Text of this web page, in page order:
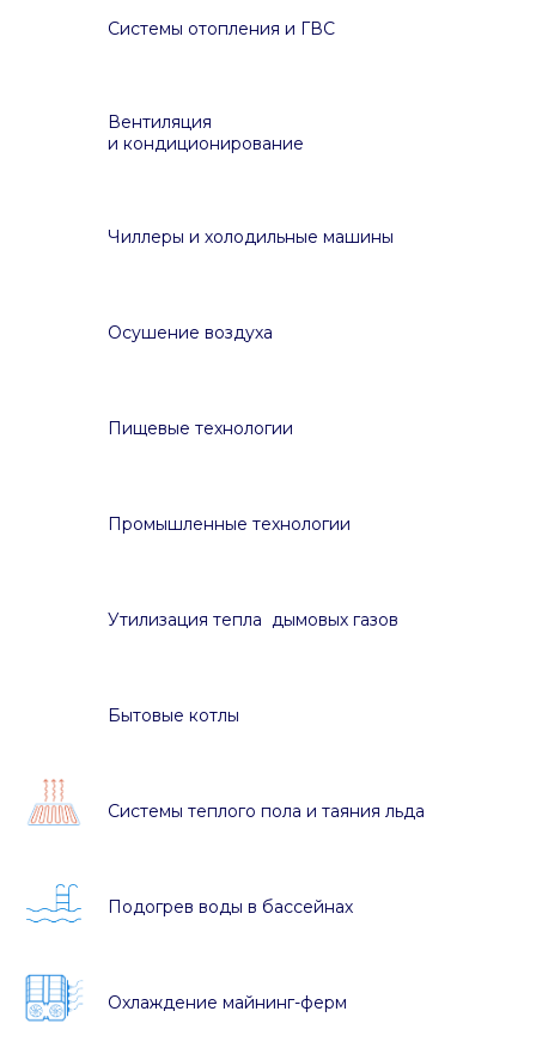
Системы отопления и ГВС
Вентиляция
и кондиционирование
Чиллеры и холодильные машины
Осушение воздуха
Пищевые технологии
Промышленные технологии
Утилизация тепла дымовых газов
Бытовые котлы
Системы теплого пола и таяния льда
Подогрев воды в бассейнах
Охлаждение майнинг-ферм